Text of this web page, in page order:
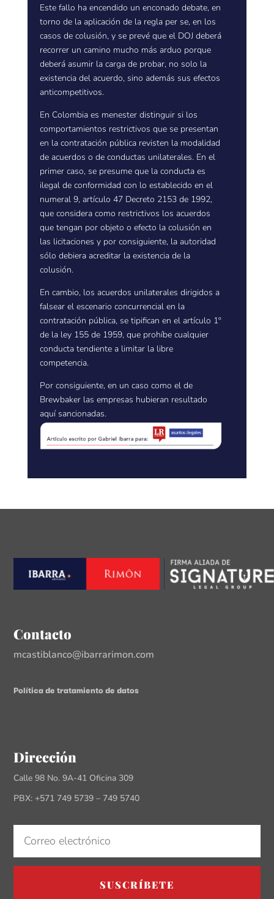
Este fallo ha encendido un enconado debate, en
torno de la aplicación de la regla per se, en los
casos de colusión, y se prevé que el DOJ deberá
recorrer un camino mucho más arduo porque
deberá asumir la carga de probar, no solo la
existencia del acuerdo, sino además sus efectos
anticompetitivos.
En Colombia es menester distinguir si los
comportamientos restrictivos que se presentan
en la contratación pública revisten la modalidad
de acuerdos o de conductas unilaterales. En el
primer caso, se presume que la conducta es
ilegal de conformidad con lo establecido en el
numeral 9, artículo 47 Decreto 2153 de 1992,
que considera como restrictivos los acuerdos
que tengan por objeto o efecto la colusión en
las licitaciones y por consiguiente, la autoridad
sólo debiera acreditar la existencia de la
colusión.
En cambio, los acuerdos unilaterales dirigidos a
falsear el escenario concurrencial en la
contratación pública, se tipifican en el artículo 1º
de la ley 155 de 1959, que prohíbe cualquier
conducta tendiente a limitar la libre
competencia.
Por consiguiente, en un caso como el de
Brewbaker las empresas hubieran resultado
aquí sancionadas.
Contacto
mcastiblanco@ibarrarimon.com
Política de tratamiento de datos
Dirección
Calle 98 No. 9A-41 Oficina 309
PBX: +571 749 5739 – 749 5740
SUSCRÍBETE